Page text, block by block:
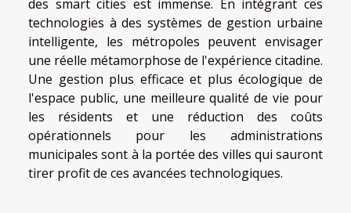
des smart cities est immense. En intégrant ces
technologies à des systèmes de gestion urbaine
intelligente, les métropoles peuvent envisager
une réelle métamorphose de l'expérience citadine.
Une gestion plus efficace et plus écologique de
l'espace public, une meilleure qualité de vie pour
les résidents et une réduction des coûts
opérationnels pour les administrations
municipales sont à la portée des villes qui sauront
tirer profit de ces avancées technologiques.